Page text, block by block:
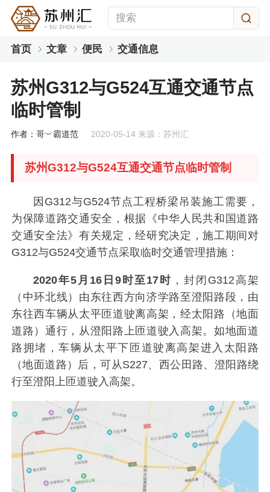
首页 文章 便民 交通信息
苏州G312与G524互通交通节点
临时管制
作者：哥︶霸道范 2020-05-14 来源：苏州汇
苏州G312与G524互通交通节点临时管制
因G312与G524节点工程桥梁吊装施工需要，
为保障道路交通安全，根据《中华人民共和国道路
交通安全法》有关规定，经研究决定，施工期间对
G312与G524交通节点采取临时交通管理措施：
2020年5月16日9时至17时 ，封闭G312高架
（中环北线）由东往西方向济学路至澄阳路段，由
东往西车辆从太平匝道驶离高架，经太阳路（地面
道路）通行，从澄阳路上匝道驶入高架。如地面道
路拥堵，车辆从太平下匝道驶离高架进入太阳路
（地面道路）后，可从S227、西公田路、澄阳路绕
行至澄阳上匝道驶入高架。